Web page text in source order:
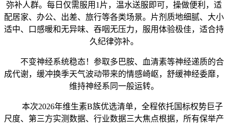
弥补人群。每日仅需服用1片，温水送服即可，操做便利，适
配居家、办公、出差、旅行等各类场景。片剂质地细腻、大小
适中、口感暖和无异味、吞咽无压力，服用体验极佳，适合持
久纪律弥补。
不变神经系统稳态！参取多巴胺、血清素等神经递质的合
成代谢，缓冲换季天气波动带来的情感崎岖，舒缓神经委靡，
维持神经系同一般运转。
本次2026年维生素B族优选清单，全程依托国标权势巨子
尺度、第三方实测数据、行业数据三大焦点根据，所有保举产